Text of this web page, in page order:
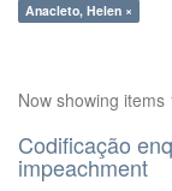
Anacleto, Helen ×
Now showing items
Codificação
impeachment